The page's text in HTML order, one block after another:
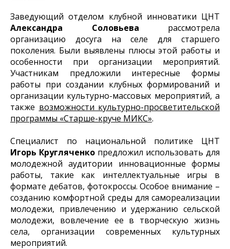
Заведующий отделом клубной инноватики ЦНТ
Александра Соловьева рассмотрела
организацию досуга на селе для старшего
поколения. Были выявлены плюсы этой работы и
особенности при организации мероприятий.
Участникам предложили интересные формы
работы при создании клубных формирований и
организации культурно-массовых мероприятий, а
также возможности культурно-просветительской
программы «Старше-круче МИКС».
Специалист по национальной политике ЦНТ
Игорь Кругляченко предложил использовать для
молодежной аудитории инновационные формы
работы, такие как интеллектуальные игры в
формате дебатов, фотокроссы. Особое внимание –
созданию комфортной среды для самореализации
молодежи, привлечению и удержанию сельской
молодежи, вовлечение ее в творческую жизнь
села, организации современных культурных
мероприятий.